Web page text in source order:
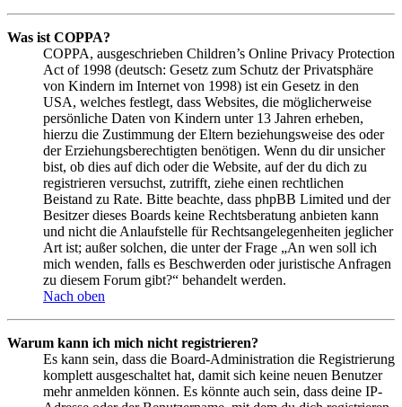
Was ist COPPA?
COPPA, ausgeschrieben Children’s Online Privacy Protection
Act of 1998 (deutsch: Gesetz zum Schutz der Privatsphäre
von Kindern im Internet von 1998) ist ein Gesetz in den
USA, welches festlegt, dass Websites, die möglicherweise
persönliche Daten von Kindern unter 13 Jahren erheben,
hierzu die Zustimmung der Eltern beziehungsweise des oder
der Erziehungsberechtigten benötigen. Wenn du dir unsicher
bist, ob dies auf dich oder die Website, auf der du dich zu
registrieren versuchst, zutrifft, ziehe einen rechtlichen
Beistand zu Rate. Bitte beachte, dass phpBB Limited und der
Besitzer dieses Boards keine Rechtsberatung anbieten kann
und nicht die Anlaufstelle für Rechtsangelegenheiten jeglicher
Art ist; außer solchen, die unter der Frage „An wen soll ich
mich wenden, falls es Beschwerden oder juristische Anfragen
zu diesem Forum gibt?“ behandelt werden.
Nach oben
Warum kann ich mich nicht registrieren?
Es kann sein, dass die Board-Administration die Registrierung
komplett ausgeschaltet hat, damit sich keine neuen Benutzer
mehr anmelden können. Es könnte auch sein, dass deine IP-